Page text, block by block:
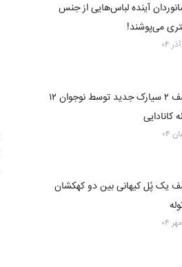
آینده لباس‌هایی از جنس
می‌پوشند!
کشف ۲ سیارک جدید توسط نوجوان ۱۲
کانادایی
یک پُل کیهانی بین دو کهکشان